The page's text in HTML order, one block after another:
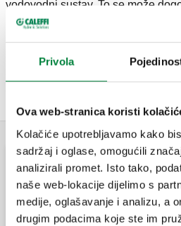
Privola
Ova web-stranica koristi
Kolačiće upotrebljavamo kako
sadržaj i oglase, omogućili
analizirali promet. Isto tako,
naše web-lokacije dijelimo s
medije, oglašavanje i analizu, a
drugim podacima koje ste im
vodovodni sustav. To se može
u distribucijskoj mreži, koje
sustava i sustava korisnika u
Standardni kuglasti ventili s
ventilima